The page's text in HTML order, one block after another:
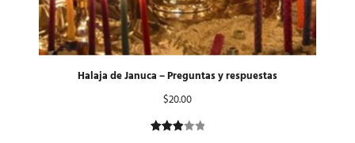
Halaja de Januca – Preguntas y respuestas
$20.00